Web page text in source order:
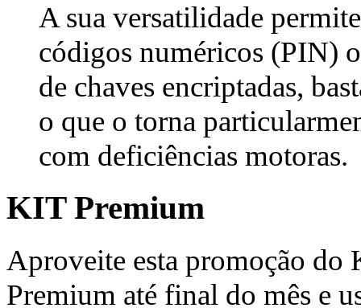
A sua versatilidade
códigos numéricos (PIN)
de chaves encriptadas,
o que o torna
com deficiências motoras.
KIT Premium
Aproveite esta promoção do
Premium até final do mês e